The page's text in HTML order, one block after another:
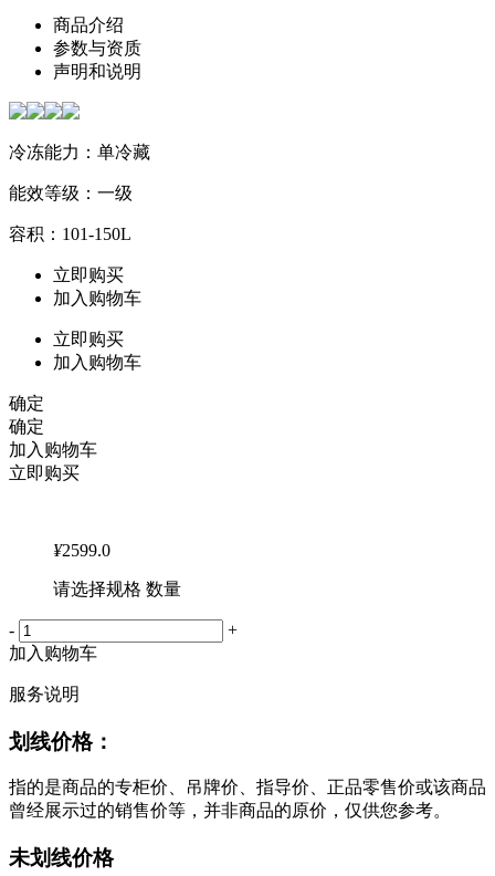
商品介绍
参数与资质
声明和说明
冷冻能力：单冷藏
能效等级：一级
容积：101-150L
立即购买
加入购物车
立即购买
加入购物车
确定
确定
加入购物车
立即购买
¥2599.0
请选择规格 数量
-
+
加入购物车
服务说明
划线价格：
指的是商品的专柜价、吊牌价、指导价、正品零售价或该商品
曾经展示过的销售价等，并非商品的原价，仅供您参考。
未划线价格